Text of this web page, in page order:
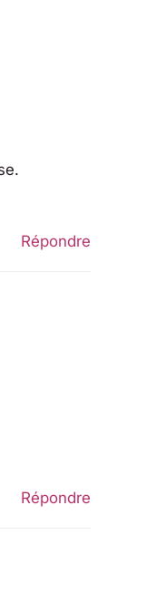
Répondre
Répondre